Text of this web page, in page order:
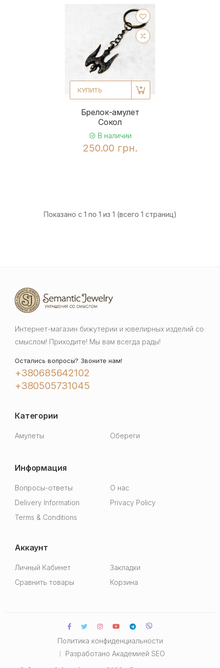
КУПИТЬ
Брелок-амулет
Сокол
В наличии
250.00 грн.
Показано с 1 по 1 из 1 (всего 1 страниц)
Интернет-магазин бижутерии и ювелирных изделий со
смыслом! Приходите! Мы вам всегда рады!
Остались вопросы? Звоните нам!
+380685642102
+380505731045
Категории
Амулеты Обереги
Информация
Вопросы-ответы
О нас
Delivery Information
Privacy Policy
Terms & Conditions
Аккаунт
Личный Кабинет
Закладки
Сравнить товары
Корзина
Политика конфиденциальности
Разработано Академией SEO